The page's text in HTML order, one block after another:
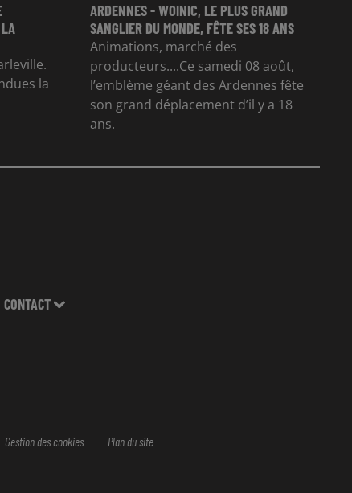
la
ARDENNES - WOINIC, LE PLUS GRAND
SANGLIER DU MONDE, FÊTE SES 18 ANS
Animations, marché des
producteurs....Ce samedi 08 août,
l’emblème géant des Ardennes fête
son grand déplacement d’il y a 18
ans.
CONTACT
Gestion des cookies Plan du site